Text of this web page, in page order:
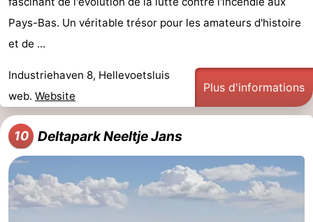
Pays-Bas. Un véritable trésor pour les amateurs d'histoire
et de ...
Industriehaven 8, Hellevoetsluis
web. Website
Plus d'informations
10 Deltapark Neeltje Jans